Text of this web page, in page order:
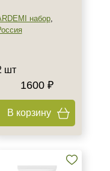
набор,
шт
1600 ₽
В корзину